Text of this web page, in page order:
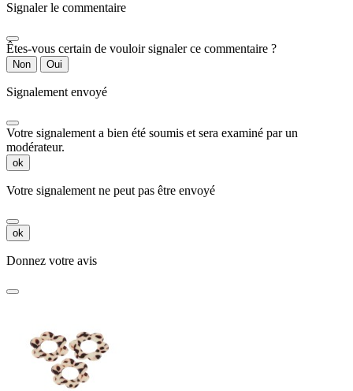
Signaler le commentaire
Êtes-vous certain de vouloir signaler ce commentaire ?
Non Oui
Signalement envoyé
Votre signalement a bien été soumis et sera examiné par un
modérateur.
ok
Votre signalement ne peut pas être envoyé
ok
Donnez votre avis